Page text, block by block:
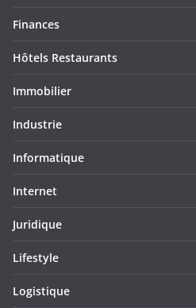
Finances
Hôtels Restaurants
Immobilier
Industrie
Informatique
Internet
Juridique
Lifestyle
Logistique